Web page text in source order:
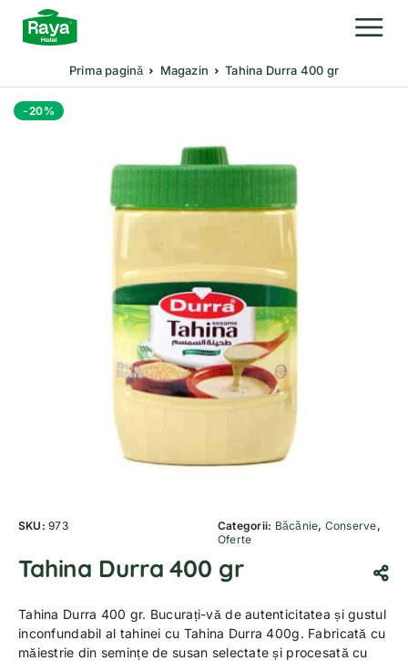
Prima pagină Magazin Tahina Durra 400 gr
-20%
SKU:973 Categorii: Băcănie, Conserve,
Oferte
Tahina Durra 400 gr
Tahina Durra 400 gr. Bucurați-vă de autenticitatea și gustul
inconfundabil al tahinei cu Tahina Durra 400g. Fabricată cu
măiestrie din semințe de susan selectate și procesată cu